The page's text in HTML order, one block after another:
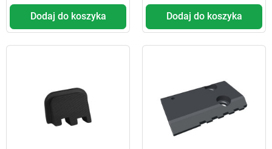
Dodaj do koszyka Dodaj do koszyka